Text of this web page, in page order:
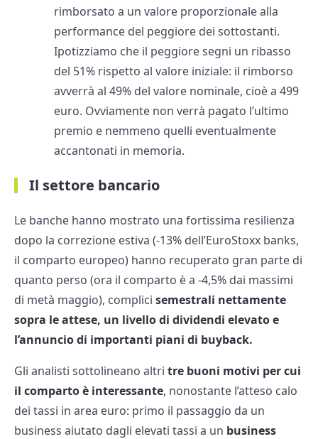
rimborsato a un valore proporzionale alla
performance del peggiore dei sottostanti.
Ipotizziamo che il peggiore segni un ribasso
del 51% rispetto al valore iniziale: il rimborso
avverrà al 49% del valore nominale, cioè a 499
euro. Ovviamente non verrà pagato l’ultimo
premio e nemmeno quelli eventualmente
accantonati in memoria.
Il settore bancario
Le banche hanno mostrato una fortissima resilienza
dopo la correzione estiva (-13% dell’EuroStoxx banks,
il comparto europeo) hanno recuperato gran parte di
quanto perso (ora il comparto è a -4,5% dai massimi
di metà maggio), complici semestrali nettamente
sopra le attese, un livello di dividendi elevato e
l’annuncio di importanti piani di buyback.
Gli analisti sottolineano altri tre buoni motivi per cui
il comparto è interessante, nonostante l’atteso calo
dei tassi in area euro: primo il passaggio da un
business aiutato dagli elevati tassi a un business